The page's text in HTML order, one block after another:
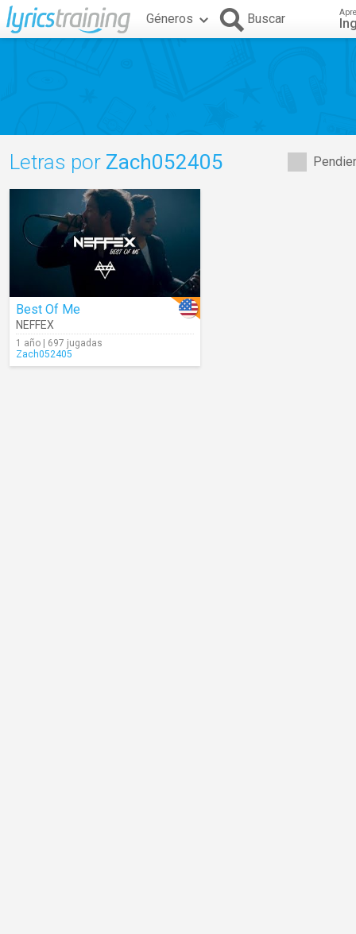
Géneros Buscar
Letras por Zach052405
Best Of Me
NEFFEX
1 año | 697 jugadas
Zach052405